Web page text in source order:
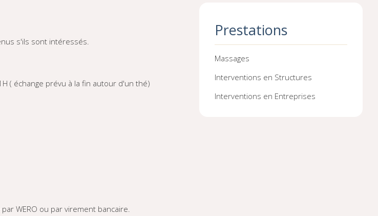
s'ils sont intéressés.
( échange prévu à la fin autour d'un thé)
WERO ou par virement bancaire.
Prestations
Massages
Interventions en Structures
Interventions en Entreprises